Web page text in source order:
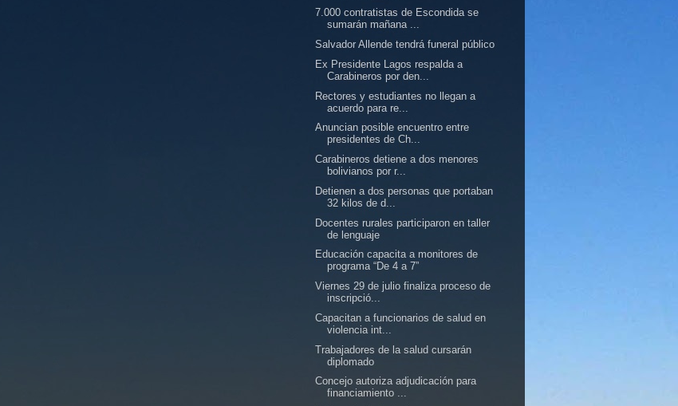
7.000 contratistas de Escondida se
sumarán mañana ...
Salvador Allende tendrá funeral público
Ex Presidente Lagos respalda a
Carabineros por den...
Rectores y estudiantes no llegan a
acuerdo para re...
Anuncian posible encuentro entre
presidentes de Ch...
Carabineros detiene a dos menores
bolivianos por r...
Detienen a dos personas que portaban
32 kilos de d...
Docentes rurales participaron en taller
de lenguaje
Educación capacita a monitores de
programa “De 4 a 7”
Viernes 29 de julio finaliza proceso de
inscripció...
Capacitan a funcionarios de salud en
violencia int...
Trabajadores de la salud cursarán
diplomado
Concejo autoriza adjudicación para
financiamiento ...